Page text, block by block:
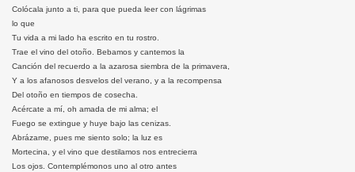
Colócala junto a ti, para que pueda leer con lágrimas
lo que
Tu vida a mi lado ha escrito en tu rostro.
Trae el vino del otoño. Bebamos y cantemos la
Canción del recuerdo a la azarosa siembra de la primavera,
Y a los afanosos desvelos del verano, y a la recompensa
Del otoño en tiempos de cosecha.
Acércate a mí, oh amada de mi alma; el
Fuego se extingue y huye bajo las cenizas.
Abrázame, pues me siento solo; la luz es
Mortecina, y el vino que destilamos nos entrecierra
Los ojos. Contemplémonos uno al otro antes